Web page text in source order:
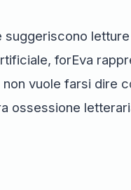
suggeriscono
forEva
vuole farsi dire
ossessione